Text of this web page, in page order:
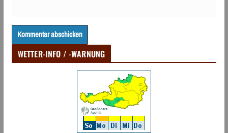
WETTER-INFO / -WARNUNG